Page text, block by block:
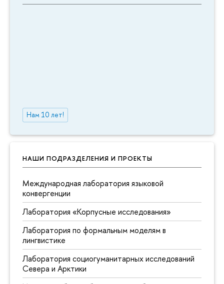
Нам 10 лет!
НАШИ ПОДРАЗДЕЛЕНИЯ И ПРОЕКТЫ
Международная лаборатория языковой
конвергенции
Лаборатория «Корпусные исследования»
Лаборатория по формальным моделям в
лингвистике
Лаборатория социогуманитарных исследований
Севера и Арктики